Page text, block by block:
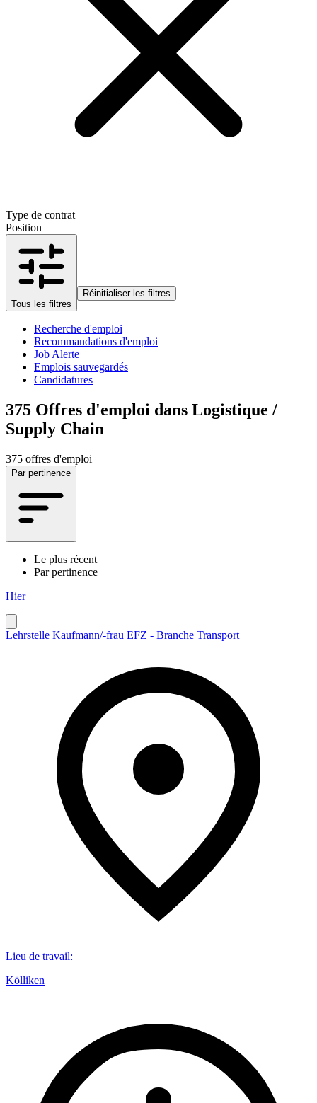
Type de contrat
Position
Tous les filtres
Réinitialiser les filtres
Recherche d'emploi
Recommandations d'emploi
Job Alerte
Emplois sauvegardés
Candidatures
375 Offres d'emploi dans Logistique /
Supply Chain
375 offres d'emploi
Par pertinence
Le plus récent
Par pertinence
Hier
Lehrstelle Kaufmann/-frau EFZ - Branche Transport
Lieu de travail:
Kölliken